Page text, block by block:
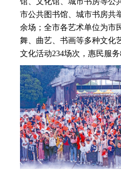
市公共图书馆、城市书房共
余场；全市各艺术单位为市
舞、曲艺、书画等多种文化
文化活动234场次，惠民服务